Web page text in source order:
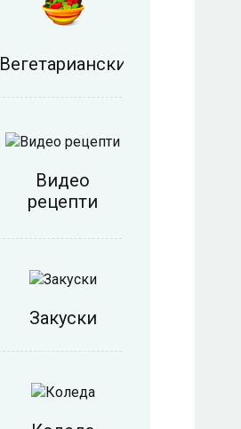
Вегетариански
Видео
рецепти
Закуски